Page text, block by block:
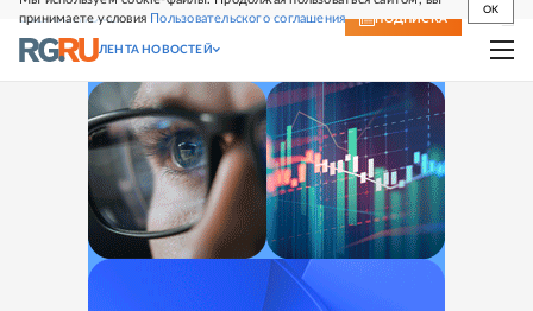
принимаете условия Пользовательского соглашения
OK
СВЕЖИЙ НОМЕР ПОДПИСКА
ЛЕНТА НОВОСТЕЙ